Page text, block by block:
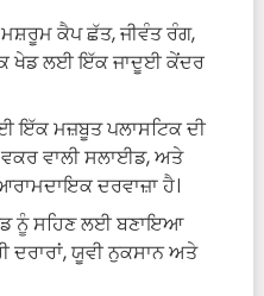
ਕੈਪ ਛੱਤ, ਜੀਵੰਤ ਰੰਗ,
ਖੇਡ ਲਈ ਇੱਕ ਜਾਦੂਈ ਕੇਂਦਰ
ਇੱਕ ਮਜ਼ਬੂਤ ​​ਪਲਾਸਟਿਕ ਦੀ
ਵਾਲੀ ਸਲਾਈਡ, ਅਤੇ
ਦਰਵਾਜ਼ਾ ਹੈ।
ਨੂੰ ਸਹਿਣ ਲਈ ਬਣਾਇਆ
ਯੂਵੀ ਨੁਕਸਾਨ ਅਤੇ